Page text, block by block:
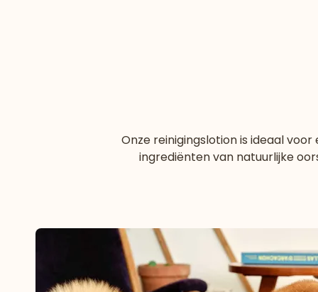
Onze reinigingslotion is ideaal
ingrediënten van natuurlijke